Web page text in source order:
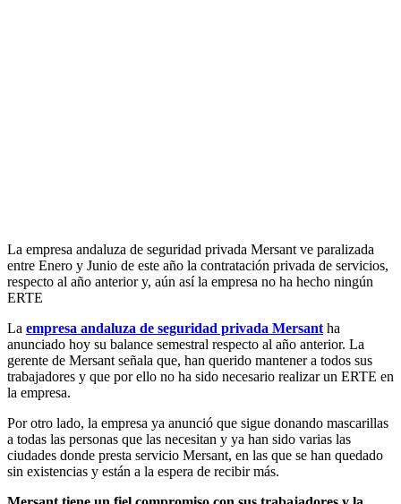
La empresa andaluza de seguridad privada Mersant ve paralizada
entre Enero y Junio de este año la contratación privada de servicios,
respecto al año anterior y, aún así la empresa no ha hecho ningún
ERTE
La empresa andaluza de seguridad privada Mersant ha
anunciado hoy su balance semestral respecto al año anterior. La
gerente de Mersant señala que, han querido mantener a todos sus
trabajadores y que por ello no ha sido necesario realizar un ERTE en
la empresa.
Por otro lado, la empresa ya anunció que sigue donando mascarillas
a todas las personas que las necesitan y ya han sido varias las
ciudades donde presta servicio Mersant, en las que se han quedado
sin existencias y están a la espera de recibir más.